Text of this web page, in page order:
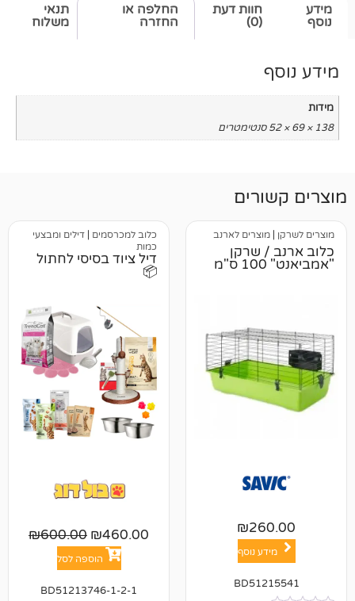
תנאי
משלוח
חוות דעת
החלפה או
החזרה
לארנב
שרקן
כלוב למכרסמים
דילים ומבצעי
כמות
דיל ציוד בסיסי לחתול
📦
₪600.00
BD51213746-1-2-1